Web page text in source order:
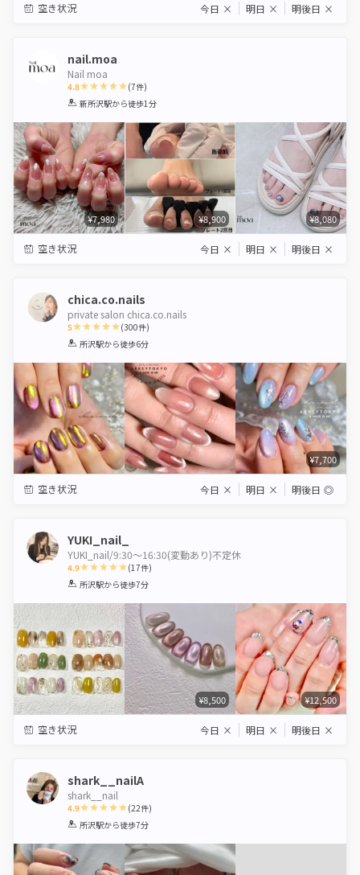
空き状況 今日 × 明日 × 明後日 ×
nail.moa
Nail moa
4.8
1 2 3 4 5
(7件)
新所沢駅から徒歩1分
¥7,980 ¥8,900 ¥8,080
空き状況 今日 × 明日 × 明後日 ×
chica.co.nails
private salon chica.co.nails
5
1 2 3 4 5
(300件)
所沢駅から徒歩6分
¥7,700
空き状況 今日 × 明日 × 明後日 ◎
YUKI_nail_
YUKI_nail/9:30～16:30(変動あり)不定休
4.9
1 2 3 4 5
(17件)
所沢駅から徒歩7分
¥8,500 ¥12,500
空き状況 今日 × 明日 × 明後日 ×
shark__nailA
shark__nail
4.9
1 2 3 4 5
(22件)
所沢駅から徒歩7分